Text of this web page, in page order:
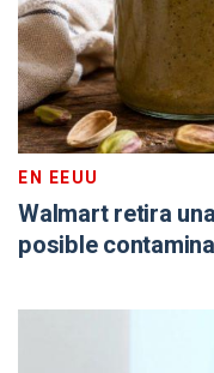
EN EEUU
Walmart retira
posible